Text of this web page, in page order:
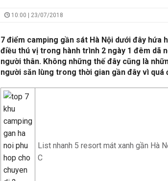
10:00 | 23/07/2018
7 điểm camping gần sát Hà Nội dưới đây hứa
điều thú vị trong hành trình 2 ngày 1 đêm dã
người thân. Không những thế đây cũng là
người săn lùng trong thời gian gần đây vì quá
List nhanh 5 resort mát xanh gần Hà
C